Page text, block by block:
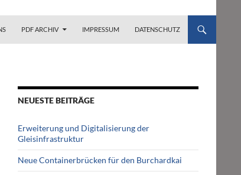
PDF ARCHIV IMPRESSUM DATENSCHUTZ
NEUESTE BEITRÄGE
Erweiterung und Digitalisierung der
Gleisinfrastruktur
Neue Containerbrücken für den Burchardkai